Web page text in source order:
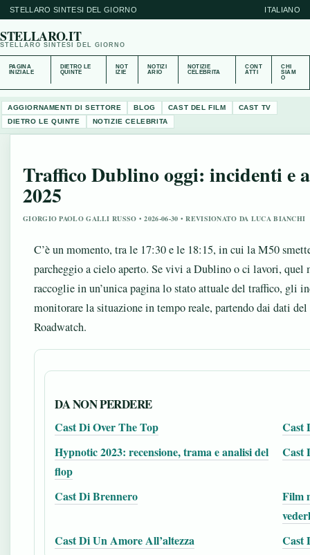
STELLARO SINTESI DEL GIORNO ITALIANO
STELLARO.IT
STELLARO SINTESI DEL GIORNO
PAGINA
INIZIALE
DIETRO LE
QUINTE
NOT
IZIE
NOTIZI
ARIO
NOTIZIE
CELEBRITA
CONT
ATTI
CHI
SIAM
O
AGGIORNAMENTI DI SETTORE BLOG CAST DEL FILM
CAST TV
DIETRO LE QUINTE
NOTIZIE CELEBRITA
Traffico Dublino oggi: incidenti e
2025
GIORGIO PAOLO GALLI RUSSO • 2026-06-30 • REVISIONATO DA LUCA BIANCHI
C’è un momento, tra le 17:30 e le 18:15, in cui la M50
parcheggio a cielo aperto. Se vivi a Dublino o ci lavori, quel
raccoglie in un’unica pagina lo stato attuale del traffico, gli
monitorare la situazione in tempo reale, partendo dai dati
Roadwatch.
DA NON PERDERE
Cast Di Over The Top
Cast
Hypnotic 2023: recensione, trama e analisi del
flop
Cast
Cast Di Brennero
Film
Cast Di Un Amore All’altezza
Cast